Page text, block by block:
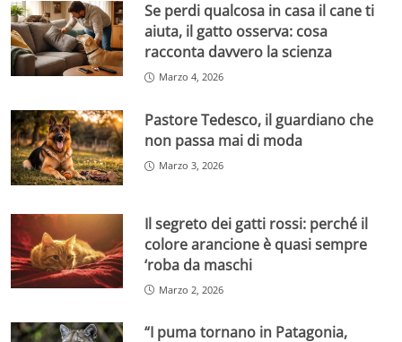
Se perdi qualcosa in casa il cane ti
aiuta, il gatto osserva: cosa
racconta davvero la scienza
Marzo 4, 2026
Pastore Tedesco, il guardiano che
non passa mai di moda
Marzo 3, 2026
Il segreto dei gatti rossi: perché il
colore arancione è quasi sempre
‘roba da maschi
Marzo 2, 2026
“I puma tornano in Patagonia,